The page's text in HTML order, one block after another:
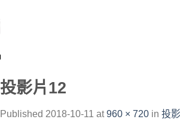
投影片12
Published 2018-10-11 at960 × 720 in 投